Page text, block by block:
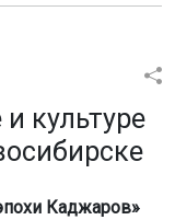
Каджаров»
из фондов
Востока.